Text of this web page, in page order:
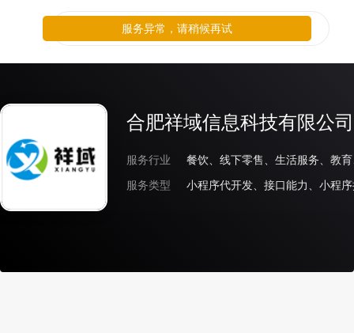
合肥祥域信息科技有限公司
服务行业
服务类型
小程序代开发、接口能力、小程
服务异常，请稍候再试